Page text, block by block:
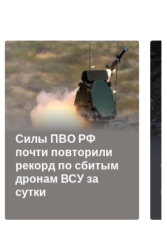
Cилы ПВО РФ
почти повторили
рекорд по сбитым
дронам ВСУ за
сутки